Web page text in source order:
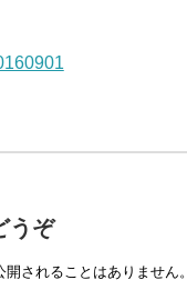
うぞ
されることはありません。